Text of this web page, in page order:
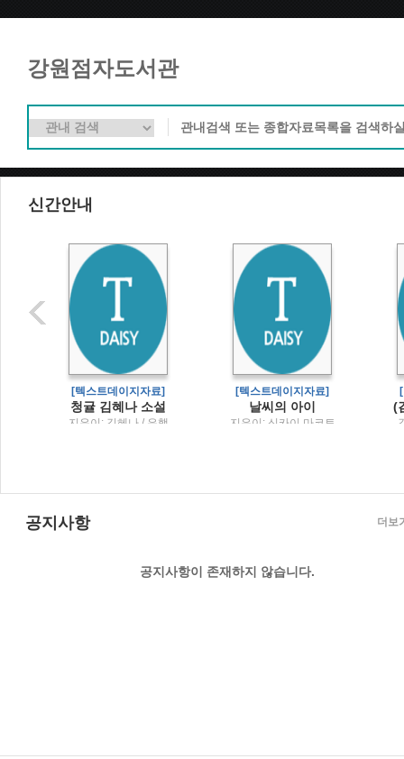
강원점자도서관
신간안내
[텍스트데이지자료]
청귤 김혜나 소설
지은이: 김혜나 / 은행
[텍스트데이지자료]
날씨의 아이
지은이: 신카이 마코토
공지사항
공지사항이 존재하지 않습니다.
더보